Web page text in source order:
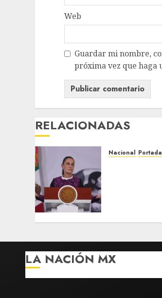
Web
Guardar mi nombre,
próxima vez que haga
RELACIONADAS
Nacional Portada
LA NACIÓN MX